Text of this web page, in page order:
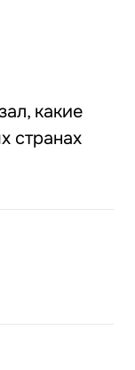
какие
странах